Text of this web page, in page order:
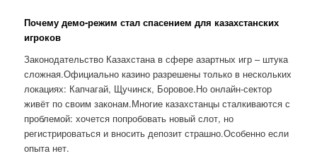
Почему демо-режим стал спасением для казахстанских
игроков
Законодательство Казахстана в сфере азартных игр – штука
сложная.Официально казино разрешены только в нескольких
локациях: Капчагай, Щучинск, Боровое.Но онлайн-сектор
живёт по своим законам.Многие казахстанцы сталкиваются с
проблемой: хочется попробовать новый слот, но
регистрироваться и вносить депозит страшно.Особенно если
опыта нет.